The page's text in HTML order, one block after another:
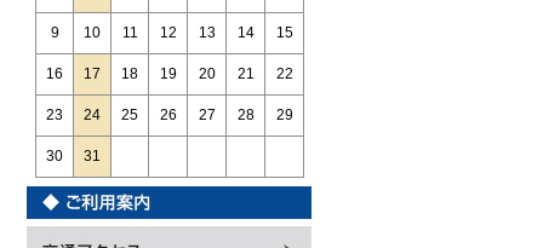
9 10 11 12 13 14 15
16 17 18 19 20 21 22
23 24 25 26 27 28 29
30 31